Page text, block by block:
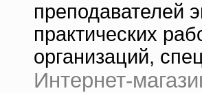
преподавателей
практических
организаций,
Интернет-